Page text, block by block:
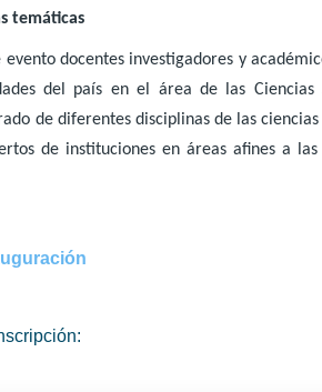
temáticas
docentes investigadores y
del país en el área de las Ciencias
de diferentes disciplinas de las ciencias
de instituciones en áreas afines a las